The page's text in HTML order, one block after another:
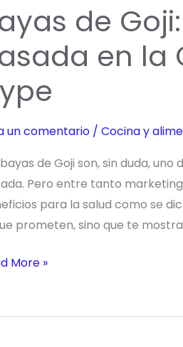
de
en la
un comentario / Cocina y
de Goji son, sin duda,
Pero entre tanto
para la salud como se
prometen, sino que te
More »